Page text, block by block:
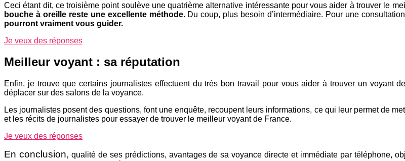
Ceci étant dit, ce troisième point soulève une quatrième alternative intéressante pour vous aider à trouver le
bouche à oreille reste une excellente méthode.Du coup, plus besoin d’intermédiaire. Pour une
pourront vraiment vous guider.
Je veux des réponses
Meilleur voyant : sa réputation
Enfin, je trouve que certains journalistes effectuent du très bon travail pour vous aider à trouver un voyant
déplacer sur des salons de la voyance.
Les journalistes posent des questions, font une enquête, recoupent leurs informations, ce qui leur permet de
et les récits de journalistes pour essayer de trouver le meilleur voyant de France.
Je veux des réponses
En conclusion, qualité de ses prédictions, avantages de sa voyance directe et immédiate par téléphone,